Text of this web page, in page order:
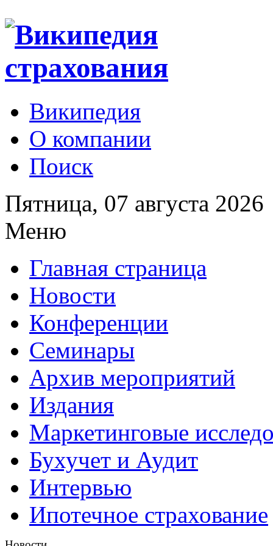
Википедия
О компании
Поиск
Пятница, 07 августа 2026
Меню
Главная страница
Новости
Конференции
Семинары
Архив мероприятий
Издания
Маркетинговые
Бухучет и Аудит
Интервью
Ипотечное страхование